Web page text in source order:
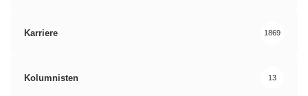
Karriere 1869
Kolumnisten 13